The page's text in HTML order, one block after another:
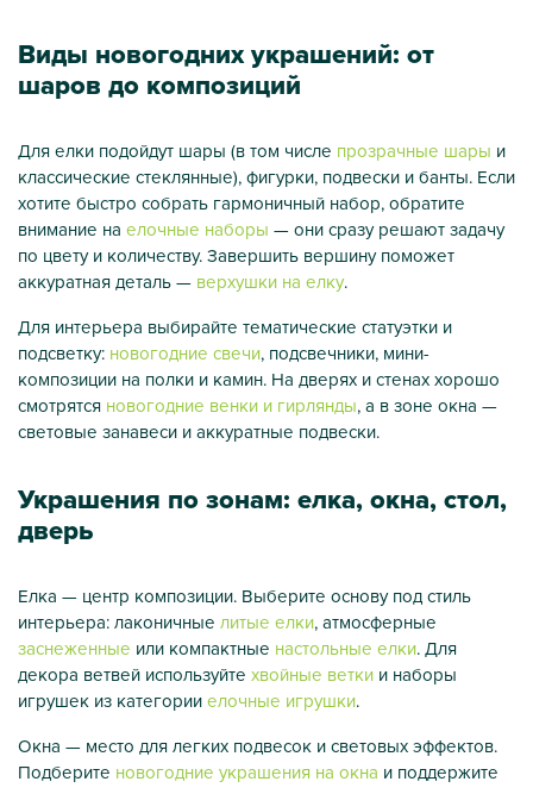
Виды новогодних украшений: от
шаров до композиций
Для елки подойдут шары (в том числе прозрачные шары и
классические стеклянные), фигурки, подвески и банты. Если
хотите быстро собрать гармоничный набор, обратите
внимание на елочные наборы — они сразу решают задачу
по цвету и количеству. Завершить вершину поможет
аккуратная деталь — верхушки на елку.
Для интерьера выбирайте тематические статуэтки и
подсветку: новогодние свечи, подсвечники, мини-
композиции на полки и камин. На дверях и стенах хорошо
смотрятся новогодние венки и гирлянды, а в зоне окна —
световые занавеси и аккуратные подвески.
Украшения по зонам: елка, окна, стол,
дверь
Елка — центр композиции. Выберите основу под стиль
интерьера: лаконичные литые елки, атмосферные
заснеженные или компактные настольные елки. Для
декора ветвей используйте хвойные ветки и наборы
игрушек из категорииелочные игрушки.
Окна — место для легких подвесок и световых эффектов.
Подберите новогодние украшения на окна и поддержите